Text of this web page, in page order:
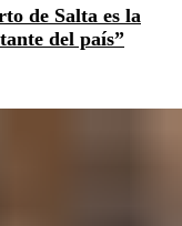
de Salta es la
del país”